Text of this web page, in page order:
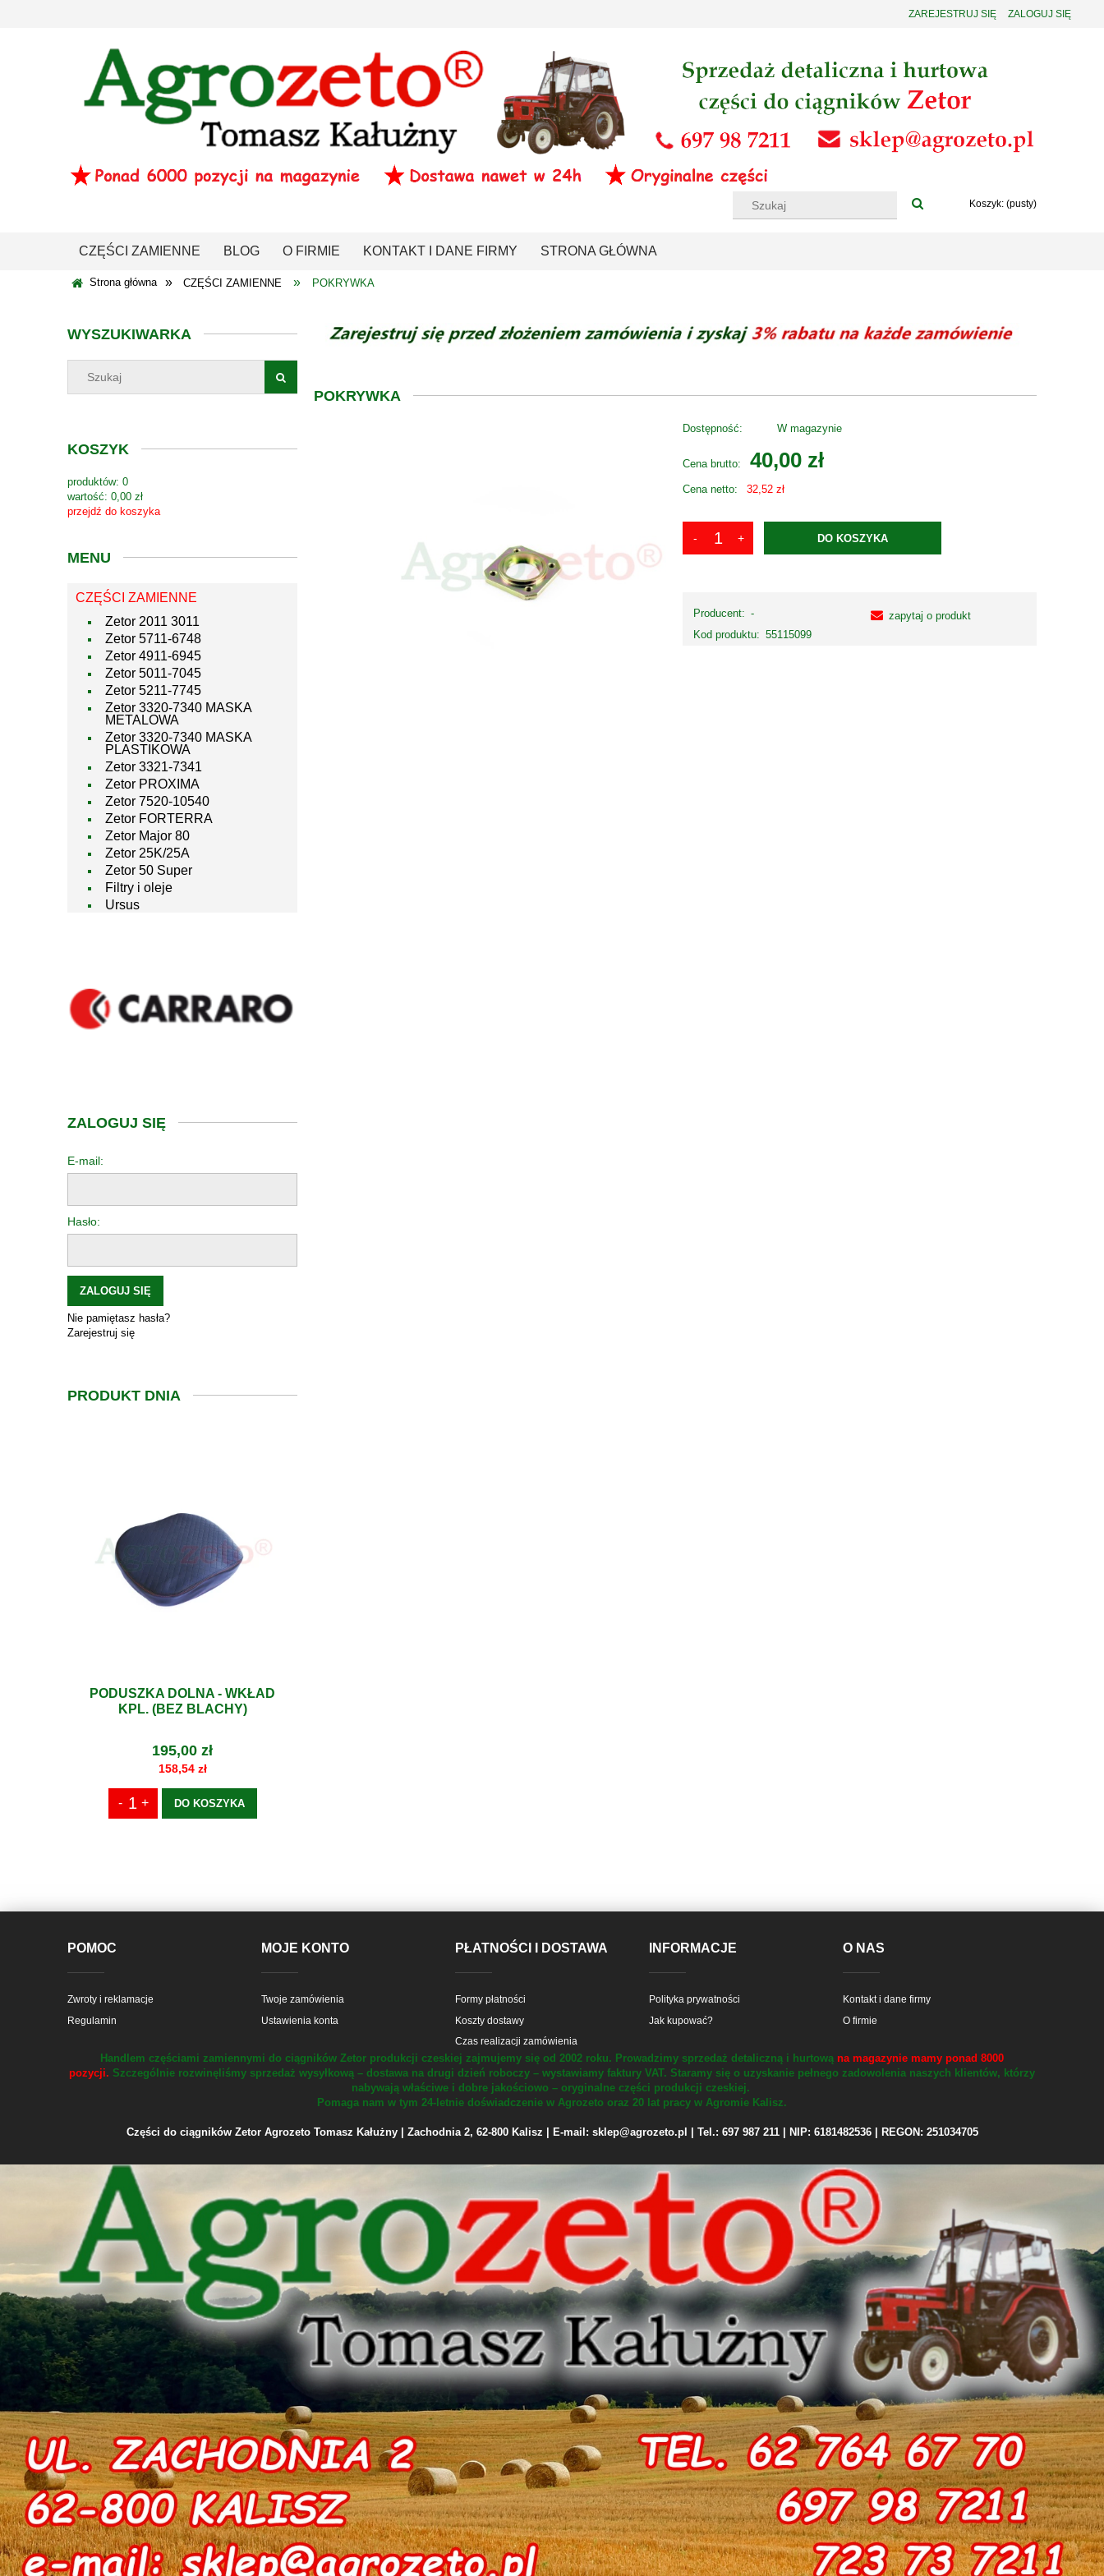
ZAREJESTRUJ SIĘ ZALOGUJ SIĘ
Koszyk: (pusty)
CZĘŚCI ZAMIENNE BLOG O FIRMIE KONTAKT I DANE FIRMY STRONA GŁÓWNA
Strona główna » CZĘŚCI ZAMIENNE » POKRYWKA
WYSZUKIWARKA
KOSZYK
produktów: 0
wartość: 0,00 zł
przejdź do koszyka
MENU
CZĘŚCI ZAMIENNE
Zetor 2011 3011
Zetor 5711-6748
Zetor 4911-6945
Zetor 5011-7045
Zetor 5211-7745
Zetor 3320-7340 MASKA
METALOWA
Zetor 3320-7340 MASKA
PLASTIKOWA
Zetor 3321-7341
Zetor PROXIMA
Zetor 7520-10540
Zetor FORTERRA
Zetor Major 80
Zetor 25K/25A
Zetor 50 Super
Filtry i oleje
Ursus
ZALOGUJ SIĘ
E-mail:
Hasło:
ZALOGUJ SIĘ
Nie pamiętasz hasła?
Zarejestruj się
PRODUKT DNIA
PODUSZKA DOLNA - WKŁAD
KPL. (BEZ BLACHY)
195,00 zł
158,54 zł
DO KOSZYKA
POKRYWKA
Dostępność: W magazynie
Cena brutto: 40,00 zł
Cena netto: 32,52 zł
DO KOSZYKA
Producent: -
Kod produktu: 55115099
zapytaj o produkt
POMOC
Zwroty i reklamacje
Regulamin
MOJE KONTO
Twoje zamówienia
Ustawienia konta
PŁATNOŚCI I DOSTAWA
Formy płatności
Koszty dostawy
Czas realizacji zamówienia
INFORMACJE
Polityka prywatności
Jak kupować?
O NAS
Kontakt i dane firmy
O firmie
Handlem częściami zamiennymi do ciągników Zetor produkcji czeskiej zajmujemy się od 2002 roku. Prowadzimy sprzedaż detaliczną i hurtową na magazynie mamy ponad 8000
pozycji. Szczególnie rozwinęliśmy sprzedaż wysyłkową – dostawa na drugi dzień roboczy – wystawiamy faktury VAT. Staramy się o uzyskanie pełnego zadowolenia naszych klientów, którzy
nabywają właściwe i dobre jakościowo – oryginalne części produkcji czeskiej.
Pomaga nam w tym 24-letnie doświadczenie w Agrozeto oraz 20 lat pracy w Agromie Kalisz.
Części do ciągników Zetor Agrozeto Tomasz Kałużny | Zachodnia 2, 62-800 Kalisz | E-mail: sklep@agrozeto.pl | Tel.: 697 987 211 | NIP: 6181482536 | REGON: 251034705